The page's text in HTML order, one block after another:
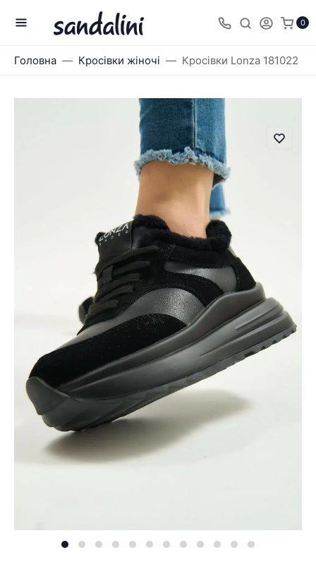
0
Головна Кросівки жіночі Кросівки Lonza 181022